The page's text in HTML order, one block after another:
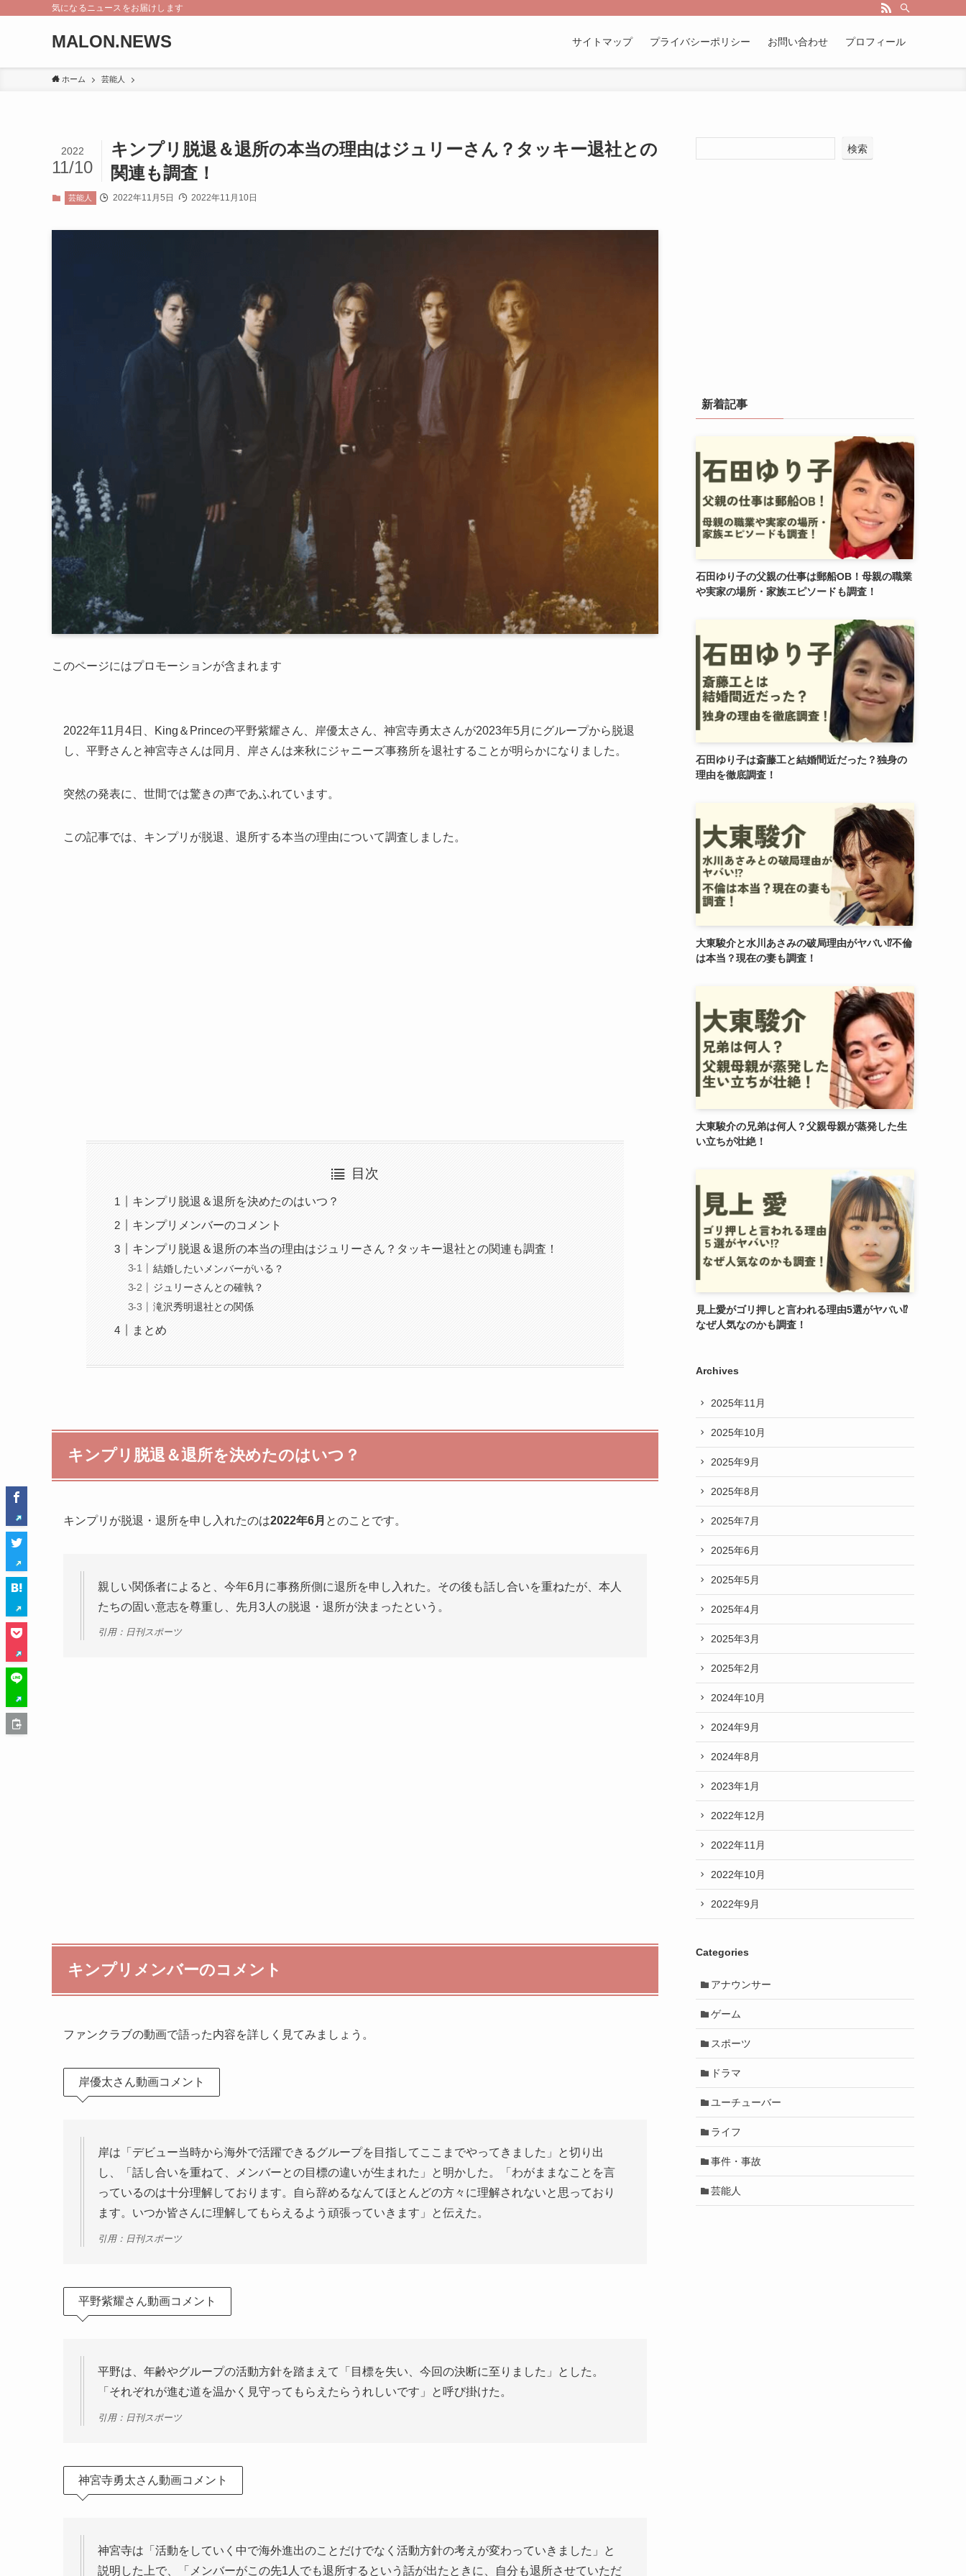
気になるニュースをお届けします
MALON.NEWS サイトマップ プライバシーポリシー お問い合わせ プロフィール
ホーム 芸能人
キンプリ脱退＆退所の本当の理由はジュリーさん？タッキー退社との
関連も調査！
2022
11/10
芸能人 2022年11月5日 2022年11月10日
このページにはプロモーションが含まれます
2022年11月4日、King＆Princeの平野紫耀さん、岸優太さん、神宮寺勇太さんが2023年5月にグループから脱退
し、平野さんと神宮寺さんは同月、岸さんは来秋にジャニーズ事務所を退社することが明らかになりました。
突然の発表に、世間では驚きの声であふれています。
この記事では、キンプリが脱退、退所する本当の理由について調査しました。
目次
キンプリ脱退＆退所を決めたのはいつ？
キンプリメンバーのコメント
キンプリ脱退＆退所の本当の理由はジュリーさん？タッキー退社との関連も調査！
結婚したいメンバーがいる？
ジュリーさんとの確執？
滝沢秀明退社との関係
まとめ
キンプリ脱退＆退所を決めたのはいつ？
キンプリが脱退・退所を申し入れたのは2022年6月 とのことです。
親しい関係者によると、今年6月に事務所側に退所を申し入れた。その後も話し合いを重ねたが、本人
たちの固い意志を尊重し、先月3人の脱退・退所が決まったという。
引用：日刊スポーツ
キンプリメンバーのコメント
ファンクラブの動画で語った内容を詳しく見てみましょう。
岸優太さん動画コメント
岸は「デビュー当時から海外で活躍できるグループを目指してここまでやってきました」と切り出
し、「話し合いを重ねて、メンバーとの目標の違いが生まれた」と明かした。「わがままなことを言
っているのは十分理解しております。自ら辞めるなんてほとんどの方々に理解されないと思っており
ます。いつか皆さんに理解してもらえるよう頑張っていきます」と伝えた。
引用：日刊スポーツ
平野紫耀さん動画コメント
平野は、年齢やグループの活動方針を踏まえて「目標を失い、今回の決断に至りました」とした。
「それぞれが進む道を温かく見守ってもらえたらうれしいです」と呼び掛けた。
引用：日刊スポーツ
神宮寺勇太さん動画コメント
神宮寺は「活動をしていく中で海外進出のことだけでなく活動方針の考えが変わっていきました」と
説明した上で、「メンバーがこの先1人でも退所するという話が出たときに、自分も退所させていただ
検索
新着記事
石田ゆり子の父親の仕事は郵船OB！母親の職業
や実家の場所・家族エピソードも調査！
石田ゆり子は斎藤工と結婚間近だった？独身の
理由を徹底調査！
大東駿介と水川あさみの破局理由がヤバい⁉︎不倫
は本当？現在の妻も調査！
大東駿介の兄弟は何人？父親母親が蒸発した生
い立ちが壮絶！
見上愛がゴリ押しと言われる理由5選がヤバい⁉︎
なぜ人気なのかも調査！
Archives
2025年11月
2025年10月
2025年9月
2025年8月
2025年7月
2025年6月
2025年5月
2025年4月
2025年3月
2025年2月
2024年10月
2024年9月
2024年8月
2023年1月
2022年12月
2022年11月
2022年10月
2022年9月
Categories
アナウンサー
ゲーム
スポーツ
ドラマ
ユーチューバー
ライフ
事件・事故
芸能人